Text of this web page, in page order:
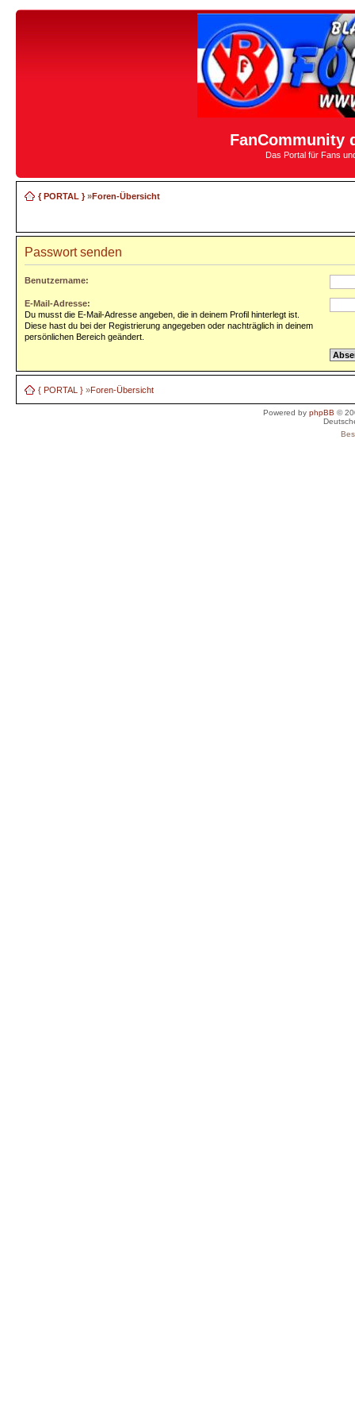
FanCommunity
Das Portal für Fans
{ PORTAL }»Foren-Übersicht
Passwort senden
Benutzername:
E-Mail-Adresse:
Du musst die E-Mail-Adresse angeben, die in deinem Profil hinterlegt ist.
Diese hast du bei der Registrierung angegeben oder nachträglich in deinem
persönlichen Bereich geändert.
{ PORTAL } »Foren-Übersicht
Powered byphpBB ©